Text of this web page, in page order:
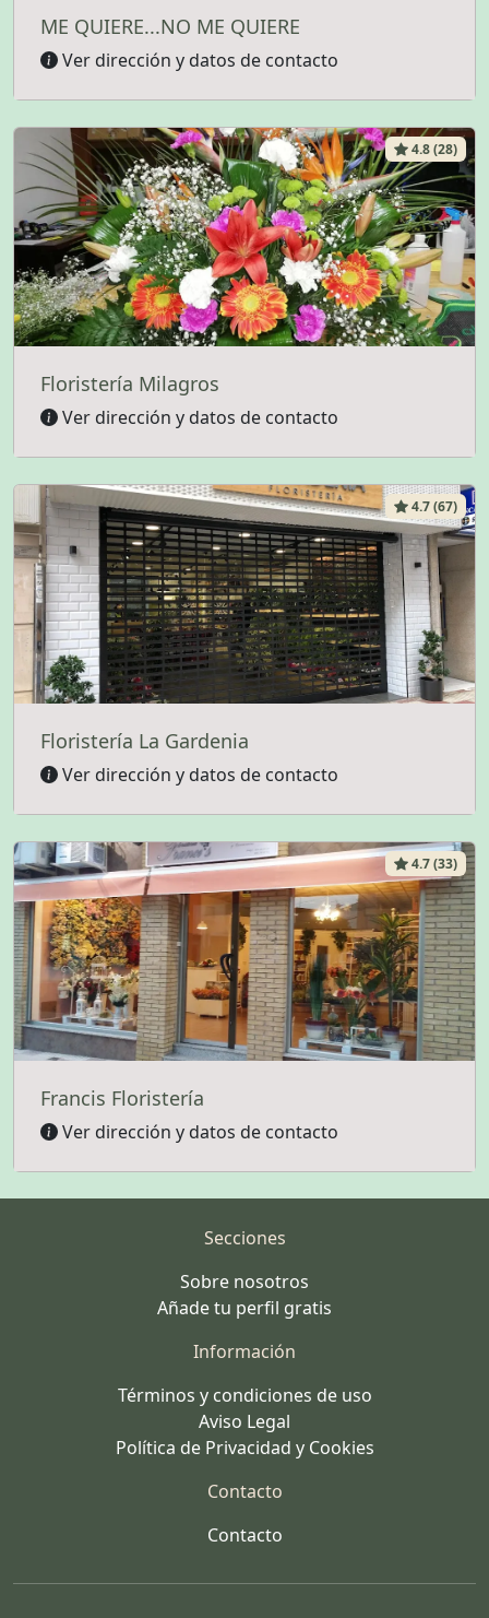
ME QUIERE...NO ME QUIERE
Ver dirección y datos de contacto
4.8 (28)
Floristería Milagros
Ver dirección y datos de contacto
4.7 (67)
Floristería La Gardenia
Ver dirección y datos de contacto
4.7 (33)
Francis Floristería
Ver dirección y datos de contacto
Secciones
Sobre nosotros
Añade tu perfil gratis
Información
Términos y condiciones de uso
Aviso Legal
Política de Privacidad y Cookies
Contacto
Contacto